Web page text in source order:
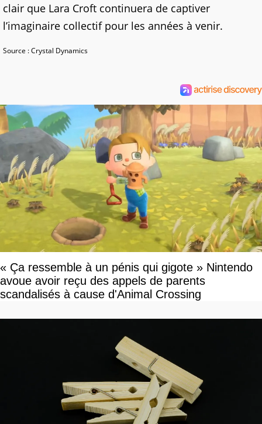
clair que Lara Croft continuera de captiver
l’imaginaire collectif pour les années à venir.
Source : Crystal Dynamics
« Ça ressemble à un pénis qui gigote » Nintendo
avoue avoir reçu des appels de parents
scandalisés à cause d'Animal Crossing